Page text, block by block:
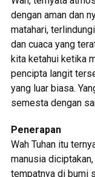
dengan aman dan
matahari,
dan cuaca yang
kita ketahui ketika
pencipta langit
yang luar biasa.
semesta dengan
Penerapan
Wah Tuhan itu
manusia
tempatnya di bumi